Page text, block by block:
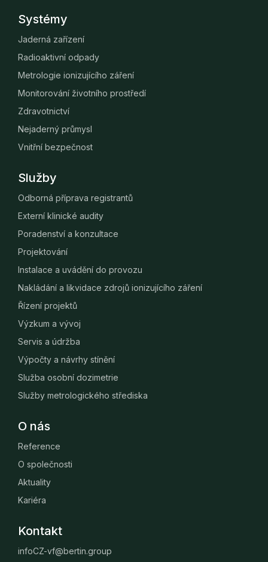
Systémy
Jaderná zařízení
Radioaktivní odpady
Metrologie ionizujícího záření
Monitorování životního prostředí
Zdravotnictví
Nejaderný průmysl
Vnitřní bezpečnost
Služby
Odborná příprava registrantů
Externí klinické audity
Poradenství a konzultace
Projektování
Instalace a uvádění do provozu
Nakládání a likvidace zdrojů ionizujícího záření
Řízení projektů
Výzkum a vývoj
Servis a údržba
Výpočty a návrhy stínění
Služba osobní dozimetrie
Služby metrologického střediska
O nás
Reference
O společnosti
Aktuality
Kariéra
Kontakt
infoCZ-vf@bertin.group